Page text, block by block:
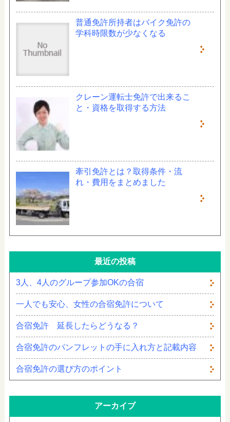
普通免許所持者はバイク免許の
学科時限数が少なくなる
クレーン運転士免許で出来るこ
と・資格を取得する方法
牽引免許とは？取得条件・流
れ・費用をまとめました
最近の投稿
3人、4人のグループ参加OKの合宿
一人でも安心、女性の合宿免許について
合宿免許 延長したらどうなる？
合宿免許のパンフレットの手に入れ方と記載内容
合宿免許の選び方のポイント
アーカイブ